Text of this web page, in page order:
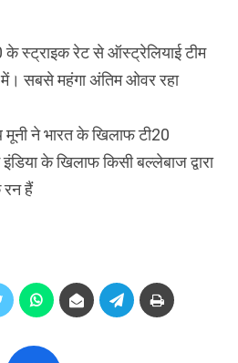
के स्ट्राइक रेट से ऑस्ट्रेलियाई टीम
सबसे महंगा अंतिम ओवर रहा
ने भारत के खिलाफ टी20
के खिलाफ किसी बल्लेबाज द्वारा
रन हैं